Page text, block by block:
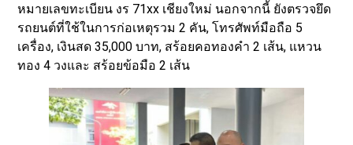
หมายเลขทะเบียน งร 71xx เชียงใหม่ นอกจากนี้ ยังตรวจยึด
รถยนต์ที่ใช้ในการก่อเหตุรวม 2 คัน, โทรศัพท์มือถือ 5
เครื่อง, เงินสด 35,000 บาท, สร้อยคอทองคำ 2 เส้น, แหวน
ทอง 4 วงและ สร้อยข้อมือ 2 เส้น